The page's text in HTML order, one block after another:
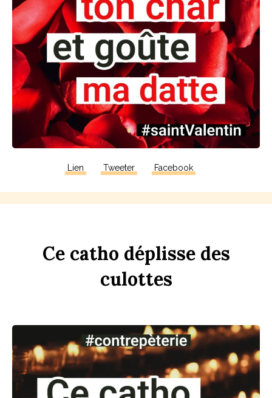
Lien Tweeter Facebook
Ce catho déplisse des
culottes